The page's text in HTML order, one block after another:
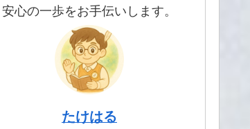
安心の一歩をお手伝いします。
たけはる